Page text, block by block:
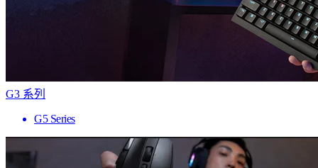
G3 系列
G5 Series